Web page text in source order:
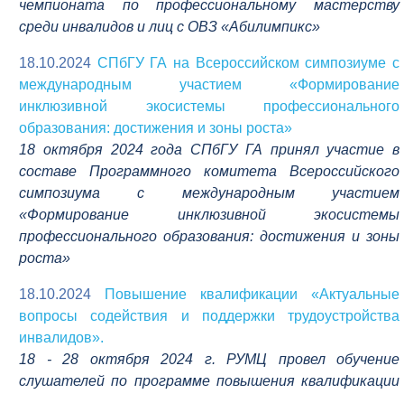
чемпионата по профессиональному мастерству
среди инвалидов и лиц с ОВЗ «Абилимпикс»
18.10.2024 СПбГУ ГА на Всероссийском симпозиуме с
международным участием «Формирование
инклюзивной экосистемы профессионального
образования: достижения и зоны роста»
18 октября 2024 года СПбГУ ГА принял участие в
составе Программного комитета Всероссийского
симпозиума с международным участием
«Формирование инклюзивной экосистемы
профессионального образования: достижения и зоны
роста»
18.10.2024
Повышение квалификации «Актуальные
вопросы содействия и поддержки трудоустройства
инвалидов».
18 - 28 октября 2024 г. РУМЦ провел обучение
слушателей по программе повышения квалификации